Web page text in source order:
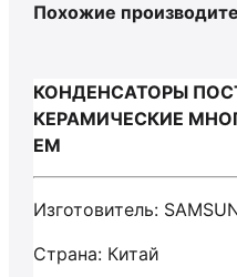
Похожие
КОНДЕНСАТОРЫ
КЕРАМИЧЕСКИЕ
EM
Изготовитель:
Страна: Китай